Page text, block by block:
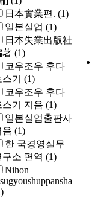
日本實業편. (1)
일본실업 (1)
日本失業出版社
著 (1)
코우조우 후다
스기 (1)
코우조우 후다
스기 지음 (1)
일본실업출판사
음 (1)
한 국경영실무
구소 편역 (1)
Nihon